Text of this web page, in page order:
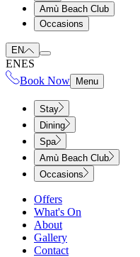
Amù Beach Club
Occasions
EN
ENES
Book Now
Menu
Stay
Dining
Spa
Amù Beach Club
Occasions
Offers
What's On
About
Gallery
Contact